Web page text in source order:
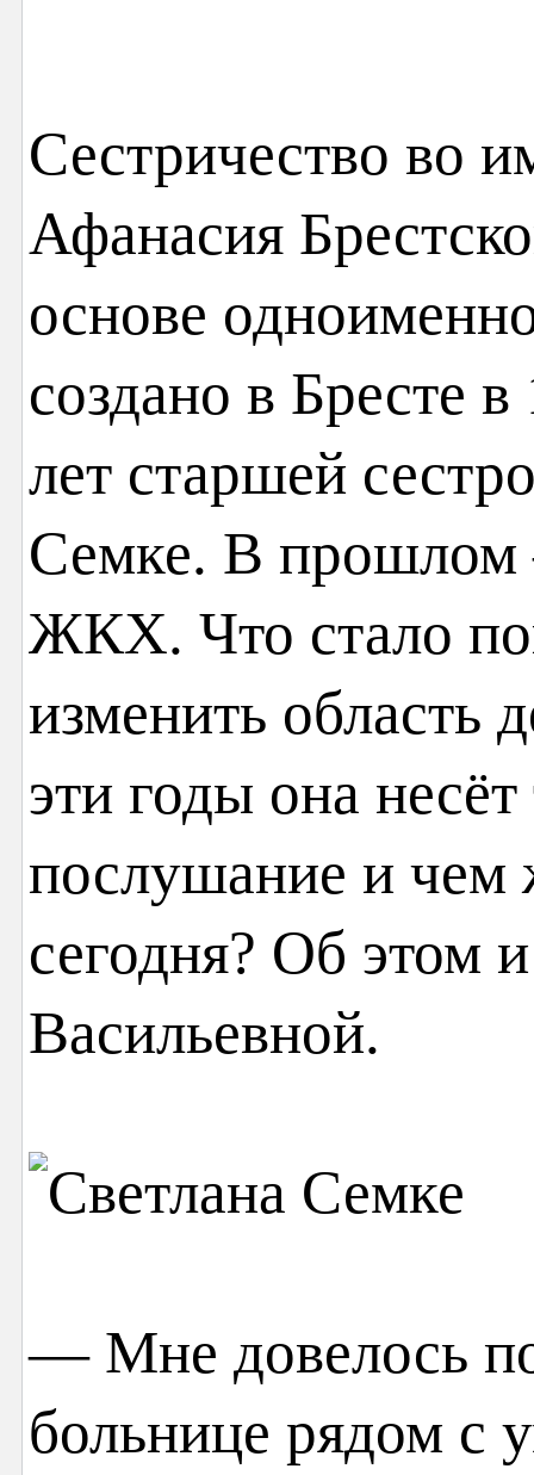
Сестричество во
Афанасия
основе
создано в Бресте
лет старшей
Семке. В прошлом
ЖКХ. Что стало
изменить область
эти годы она
послушание и чем
сегодня? Об этом
Васильевной.
— Мне довелось
больнице рядом